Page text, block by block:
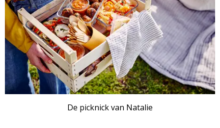
De picknick van Natalie